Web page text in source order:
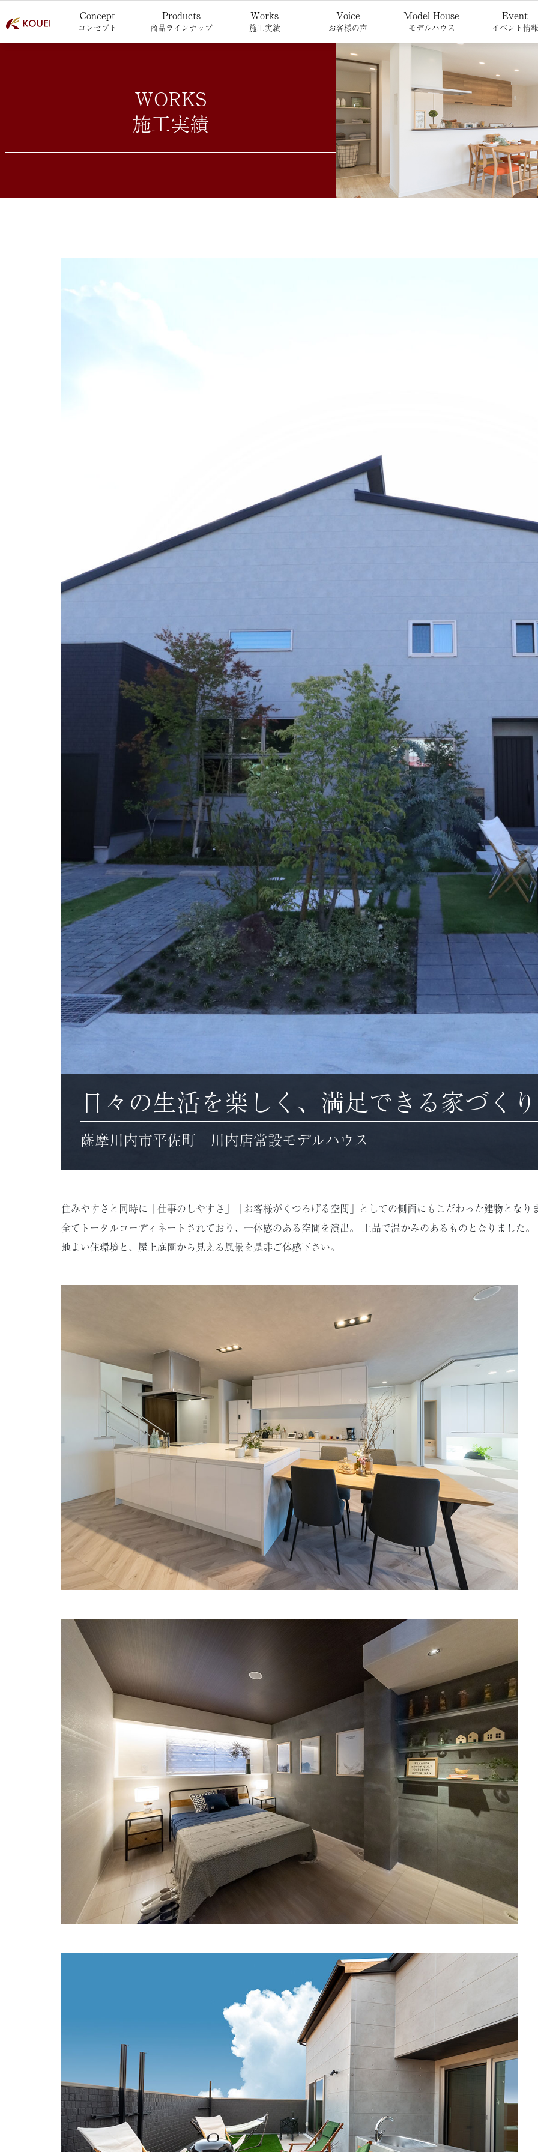
Concept
コンセプト
Products
商品ラインナップ
Works
施工実績
Voice
お客様の声
Model House
モデルハウス
Event
イベント情報
WORKS
施工実績
日々の生活を楽しく、満足できる家づく
薩摩川内市平佐町 川内店常設モデルハウス
住みやすさと同時に「仕事のしやすさ」「お客様がくつろげる空間」としての側面にもこだわった建物とな
全てトータルコーディネートされており、一体感のある空間を演出。 上品で温かみのあるものとなりました
地よい住環境と、屋上庭園から見える風景を是非ご体感下さい。